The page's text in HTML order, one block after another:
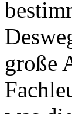
große